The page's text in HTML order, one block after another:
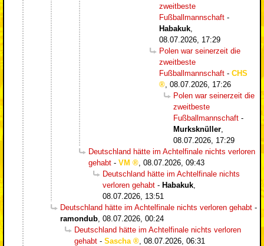
zweitbeste
Fußballmannschaft -
Habakuk
08.07.2026, 17:29
Polen war seinerzeit die
zweitbeste
Fußballmannschaft - CHS
08.07.2026, 17:26
Polen war seinerzeit die
zweitbeste
Fußballmannschaft -
Murksknüller
08.07.2026, 17:29
Deutschland hätte im Achtelfinale nichts verloren
gehabt - VM
08.07.2026, 09:43
Deutschland hätte im Achtelfinale nichts
verloren gehabt - Habakuk
08.07.2026, 13:51
Deutschland hätte im Achtelfinale nichts verloren gehabt -
ramondub 08.07.2026, 00:24
Deutschland hätte im Achtelfinale nichts verloren
gehabt - Sascha
08.07.2026, 06:31